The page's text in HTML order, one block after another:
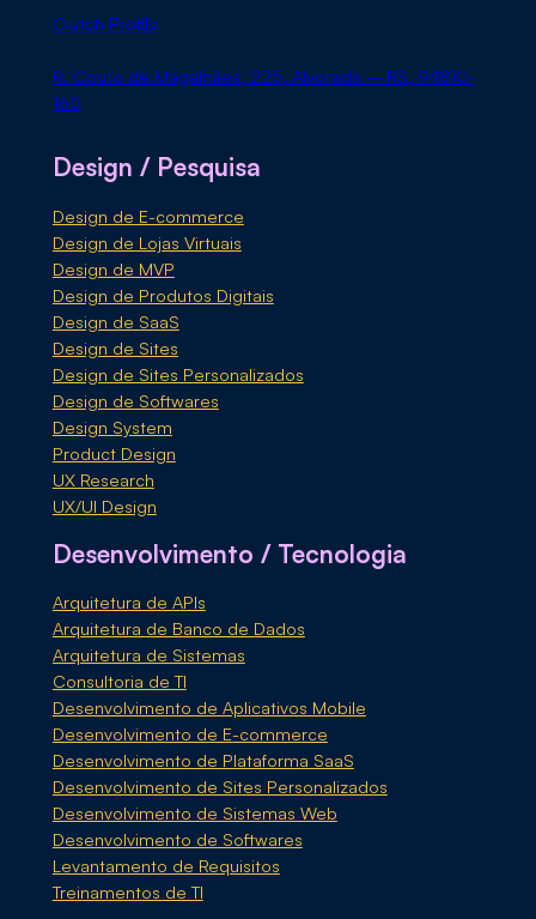
Clutch Profile
R. Couto de Magalhães, 225, Alvorada – RS, 94810-
160
Design / Pesquisa
Design de E-commerce
Design de Lojas Virtuais
Design de MVP
Design de Produtos Digitais
Design de SaaS
Design de Sites
Design de Sites Personalizados
Design de Softwares
Design System
Product Design
UX Research
UX/UI Design
Desenvolvimento / Tecnologia
Arquitetura de APIs
Arquitetura de Banco de Dados
Arquitetura de Sistemas
Consultoria de TI
Desenvolvimento de Aplicativos Mobile
Desenvolvimento de E-commerce
Desenvolvimento de Plataforma SaaS
Desenvolvimento de Sites Personalizados
Desenvolvimento de Sistemas Web
Desenvolvimento de Softwares
Levantamento de Requisitos
Treinamentos de TI